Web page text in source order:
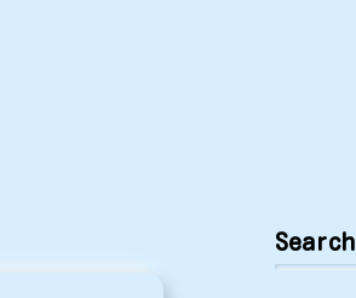
Search